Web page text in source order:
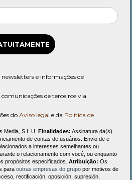
e informações de
de terceiros via
do Aviso legal e da Política de
Media, S.L.U. Finalidades: Assinatura da(s)
de contas de usuários. Envio de e-
a interesses semelhantes ou
o relacionamento com você, ou enquanto
propósitos especificados. Atribuição: Os
para outras empresas do grupo por motivos de
rectificación, oposición, supresión,